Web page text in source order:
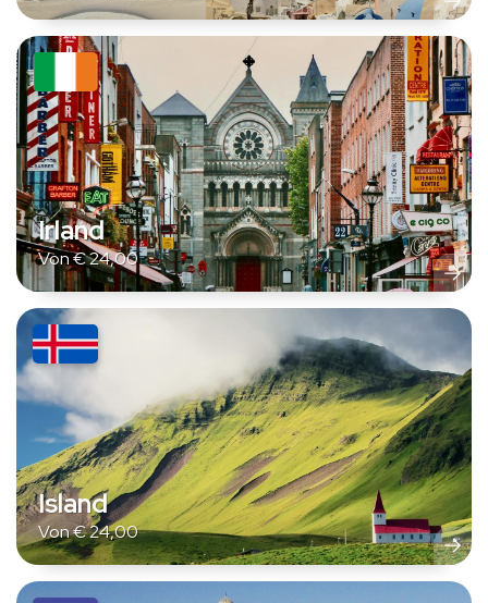
Irland
Von€24,00
Island
Von€24,00